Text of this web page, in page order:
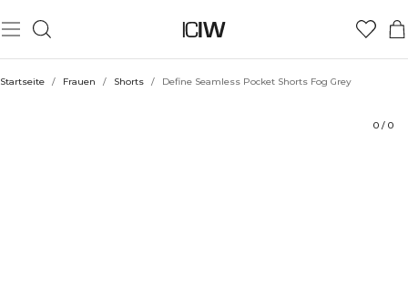
Startseite / Frauen / Shorts / Define Seamless Pocket Shorts Fog Grey
0 / 0